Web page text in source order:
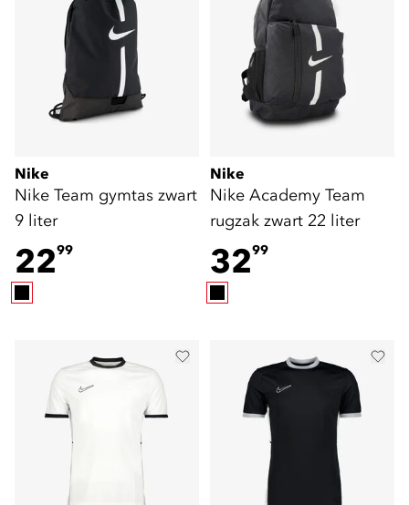
Nike
Nike Team gymtas zwart
9 liter
2299
Nike
Nike Academy Team
rugzak zwart 22 liter
3299